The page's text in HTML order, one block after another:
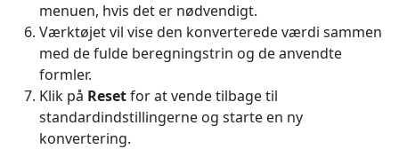
menuen, hvis det er nødvendigt.
Værktøjet vil vise den konverterede værdi sammen
med de fulde beregningstrin og de anvendte
formler.
Klik på Resetfor at vende tilbage til
standardindstillingerne og starte en ny
konvertering.